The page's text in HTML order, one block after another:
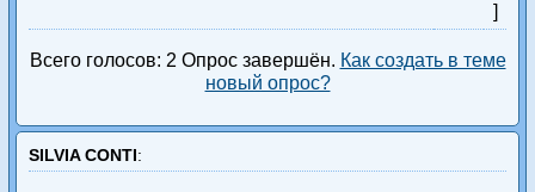
]
Всего голосов: 2 Опрос завершён. Как создать в теме
новый опрос?
SILVIA CONTI: